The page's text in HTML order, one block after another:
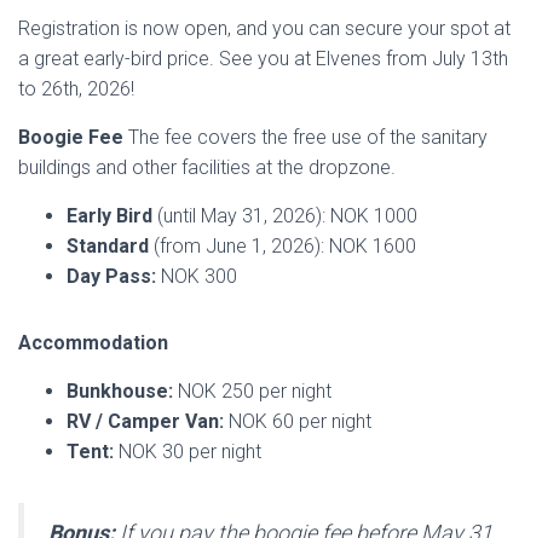
Registration is now open, and you can secure your spot at
a great early-bird price. See you at Elvenes from July 13th
to 26th, 2026!
Boogie Fee The fee covers the free use of the sanitary
buildings and other facilities at the dropzone.
Early Bird (until May 31, 2026): NOK 1000
Standard (from June 1, 2026): NOK 1600
Day Pass: NOK 300
Accommodation
Bunkhouse: NOK 250 per night
RV / Camper Van: NOK 60 per night
Tent: NOK 30 per night
Bonus:If you pay the boogie fee before May 31,